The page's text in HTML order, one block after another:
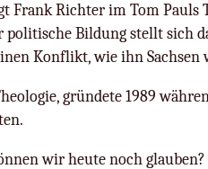
Frank Richter im Tom
politische Bildung stellt sich
Konflikt, wie ihn
gründete 1989
wir heute noch